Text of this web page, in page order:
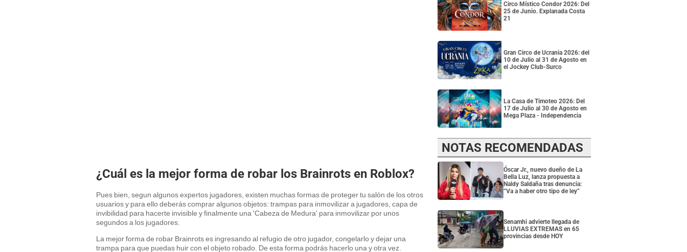
¿Cuál es la mejor forma de robar los Brainrots en Roblox?
Pues bien, segun algunos expertos jugadores, existen muchas formas de proteger tu salón de los otros
usuarios y para ello deberás comprar algunos objetos: trampas para inmovilizar a jugadores, capa de
invibilidad para hacerte invisible y finalmente una 'Cabeza de Medura' para inmovilizar por unos
segundos a los jugadores.
La mejor forma de robar Brainrots es ingresando al refugio de otro jugador, congelarlo y dejar una
trampa para que puedas huir con el objeto robado. De esta forma podrás hacerlo una y otra vez.
Circo Místico Condor 2026: Del
25 de Junio. Explanada Costa
21
Gran Circo de Ucrania 2026: del
10 de Julio al 31 de Agosto en
el Jockey Club-Surco
La Casa de Timoteo 2026: Del
17 de Julio al 30 de Agosto en
Mega Plaza - Independencia
NOTAS RECOMENDADAS
Óscar Jr., nuevo dueño de La
Bella Luz, lanza propuesta a
Naldy Saldaña tras denuncia:
“Va a haber otro tipo de ley”
Senamhi advierte llegada de
LLUVIAS EXTREMAS en 65
provincias desde HOY